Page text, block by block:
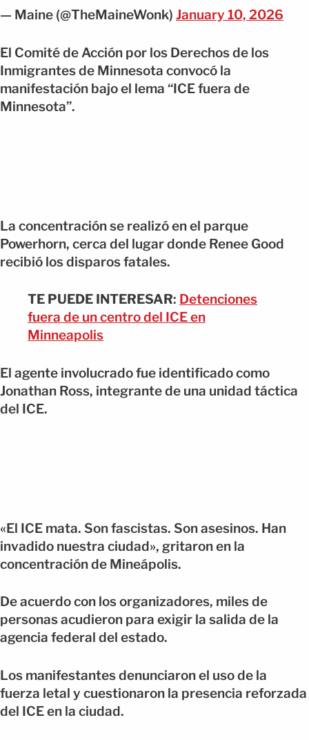
— Maine (@TheMaineWonk) January 10, 2026
El Comité de Acción por los Derechos de los
Inmigrantes de Minnesota convocó la
manifestación bajo el lema “ICE fuera de
Minnesota”.
La concentración se realizó en el parque
Powerhorn, cerca del lugar donde Renee Good
recibió los disparos fatales.
TE PUEDE INTERESAR: Detenciones
fuera de un centro del ICE en
Minneapolis
El agente involucrado fue identificado como
Jonathan Ross, integrante de una unidad táctica
del ICE.
«El ICE mata. Son fascistas. Son asesinos. Han
invadido nuestra ciudad», gritaron en la
concentración de Mineápolis.
De acuerdo con los organizadores, miles de
personas acudieron para exigir la salida de la
agencia federal del estado.
Los manifestantes denunciaron el uso de la
fuerza letal y cuestionaron la presencia reforzada
del ICE en la ciudad.